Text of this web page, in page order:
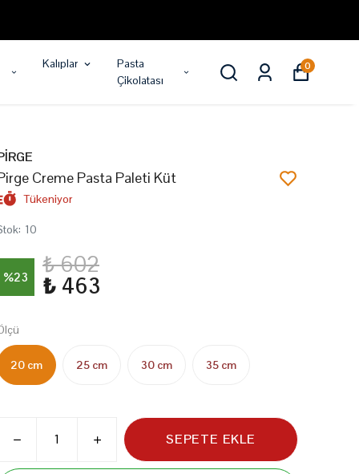
Kalıplar
Pasta
Çikolatası
0
Creme Pasta Paleti Küt
Tükeniyor
: 10
%23 ₺ 602
₺ 463
20 cm 25 cm 30 cm 35 cm
SEPETE EKLE